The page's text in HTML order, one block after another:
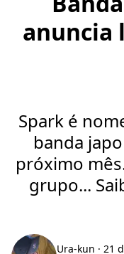
anuncia
Spark é
banda
próximo
grupo...
Ura-kun · 21